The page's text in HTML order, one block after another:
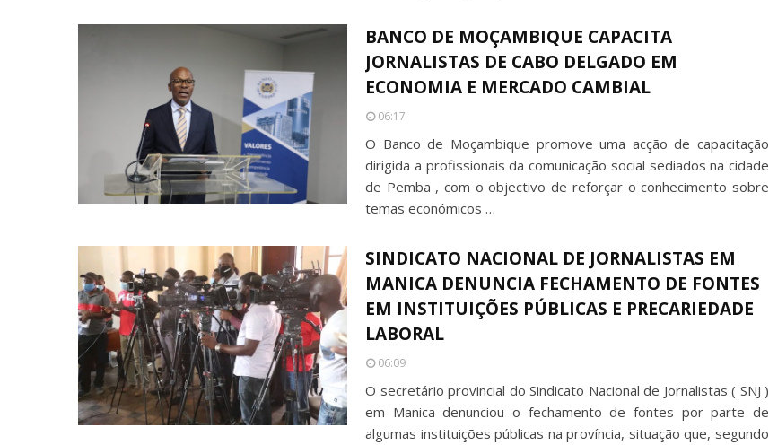
BANCO DE MOÇAMBIQUE CAPACITA
JORNALISTAS DE CABO DELGADO EM
ECONOMIA E MERCADO CAMBIAL
06:17
O Banco de Moçambique promove uma acção de capacitação
dirigida a profissionais da comunicação social sediados na cidade
de Pemba , com o objectivo de reforçar o conhecimento sobre
temas económicos …
SINDICATO NACIONAL DE JORNALISTAS EM
MANICA DENUNCIA FECHAMENTO DE FONTES
EM INSTITUIÇÕES PÚBLICAS E PRECARIEDADE
LABORAL
06:09
O secretário provincial do Sindicato Nacional de Jornalistas ( SNJ )
em Manica denunciou o fechamento de fontes por parte de
algumas instituições públicas na província, situação que, segundo